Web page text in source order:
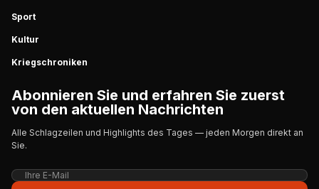
Sport
Kultur
Kriegschroniken
Abonnieren Sie und erfahren Sie zuerst
von den aktuellen Nachrichten
Alle Schlagzeilen und Highlights des Tages — jeden Morgen direkt an
Sie.